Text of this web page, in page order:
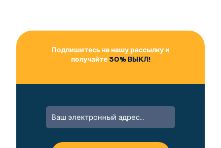
Подпишитесь на нашу рассылку и
получайте30% ВЫКЛ!